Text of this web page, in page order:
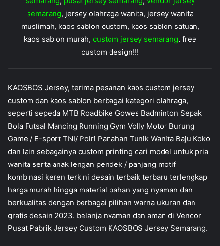
semarang, jersey olahraga wanita, jersey wanita
muslimah, kaos sablon custom, kaos sablon satuan,
kaos sablon murah, custom jersey semarang. free
custom design!!!
KAOSBOS Jersey, terima pesanan kaos custom jersey
custom dan kaos sablon berbagai kategori olahraga,
seperti sepeda MTB Roadbike Gowes Badminton Sepak
Bola Futsal Mancing Running Gym Volly Motor Burung
Game / E-sport TNI/ Polri Panahan Tunik Wanita Baju Koko
dan lain sebagainya custom printing dari model untuk pria
wanita serta anak lengan pendek / panjang motif
kombinasi keren terkini desain terbaik terbaru terlengkap
harga murah hingga material bahan yang nyaman dan
berkualitas dengan berbagai pilihan warna ukuran dan
gratis desain 2023. belanja nyaman dan aman di Vendor
Pusat Pabrik Jersey Custom KAOSBOS Jersey Semarang.